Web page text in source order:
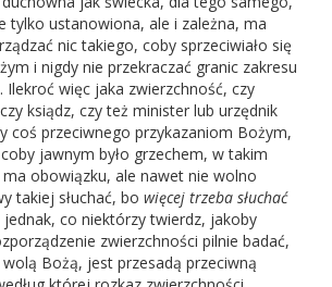
tylko ustanowiona, ale i zależna, ma
nic takiego, coby sprzeciwiało się
i nigdy nie przekraczać granic zakresu
więc jaka zwierzchność, czy
ksiądz, czy też minister lub urzędnik
coś przeciwnego przykazaniom Bożym,
jawnym było grzechem, w takim
obowiązku, ale nawet nie wolno
takiej słuchać, bo więcej trzeba słuchać
jednak, co niektórzy twierdz, jakoby
zwierzchności pilnie badać,
Bożą, jest przesadą przeciwną